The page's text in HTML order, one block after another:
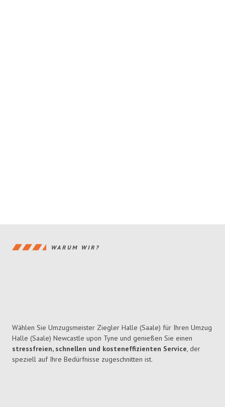
WARUM WIR?
Wählen Sie Umzugsmeister Ziegler Halle (Saale) für Ihren Umzug
Halle (Saale) Newcastle upon Tyne und genießen Sie einen
stressfreien, schnellen und kosteneffizienten Service, der
speziell auf Ihre Bedürfnisse zugeschnitten ist.